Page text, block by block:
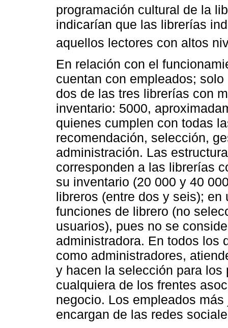
programación cultural de la
indicarían que las librerías
aquellos lectores con altos
En relación con el
cuentan con empleados;
dos de las tres librerías con
inventario: 5000,
quienes cumplen con todas
recomendación, selección,
administración. Las
corresponden a las librerías
su inventario (20 000 y 40
libreros (entre dos y seis);
funciones de librero (no
usuarios), pues no se
administradora. En todos los
como administradores,
y hacen la selección para
cualquiera de los frentes
negocio. Los empleados
encargan de las redes